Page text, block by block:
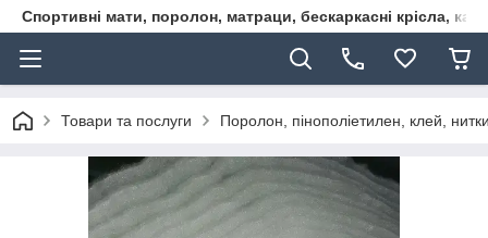
Спортивні мати, поролон, матраци, бескаркасні крісла,
Товари та послуги Поролон, пінополіетилен, клей,